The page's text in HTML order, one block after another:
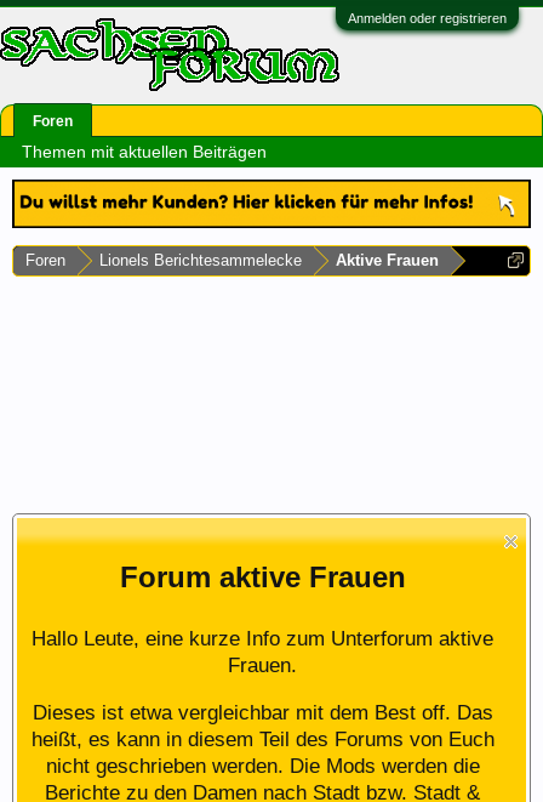
Anmelden oder registrieren
Foren Lionels Berichtesammelecke Aktive Frauen
Forum aktive Frauen
Hallo Leute, eine kurze Info zum Unterforum aktive
Frauen.
Dieses ist etwa vergleichbar mit dem Best off. Das
heißt, es kann in diesem Teil des Forums von Euch
nicht geschrieben werden. Die Mods werden die
Berichte zu den Damen nach Stadt bzw. Stadt &
Foren
Themen mit aktuellen Beiträgen